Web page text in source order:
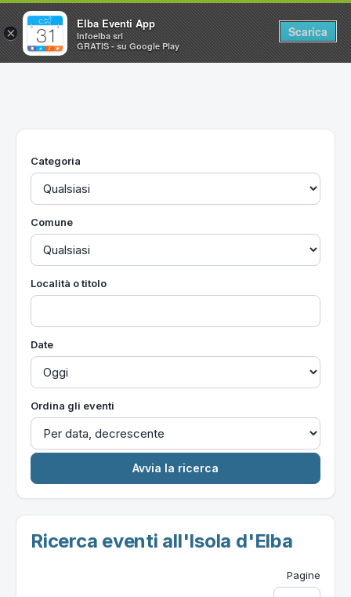
Home
Utilità
Categoria
Comune
Località o titolo
Date
Ordina gli eventi
Ricerca eventi all'Isola d'Elba
Pagine
×
Elba Eventi App
Infoelba srl
GRATIS - su Google Play
Scarica